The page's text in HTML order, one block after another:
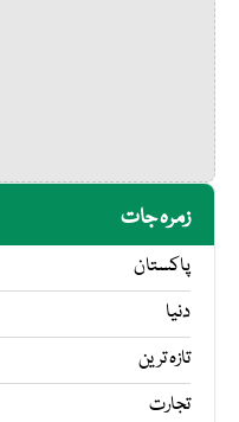
زمرہ جات
پاکستان
دنیا
تازہ ترین
تجارت